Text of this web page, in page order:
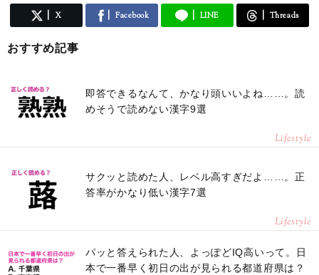
X Facebook LINE Threads
おすすめ記事
即答できるなんて、かなり頭いいよね……。読
めそうで読めない漢字9選
Lifestyle
サクッと読めた人、レベル高すぎだよ……。正
答率がかなり低い漢字7選
Lifestyle
パッと答えられた人、よっぽどIQ高いって。日
本で一番早く初日の出が見られる都道府県は？